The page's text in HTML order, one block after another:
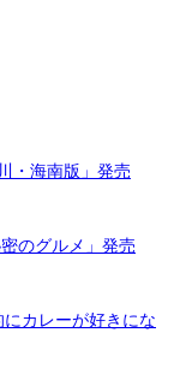
・海南版」発売
のグルメ」発売
カレーが好きにな